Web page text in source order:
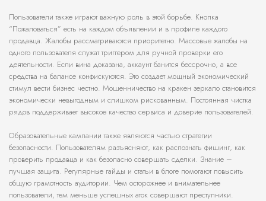
Пользователи также играют важную роль в этой борьбе. Кнопка
“Пожаловаться” есть на каждом объявлении и в профиле каждого
продавца. Жалобы рассматриваются приоритетно. Массовые жалобы на
одного пользователя служат триггером для ручной проверки его
деятельности. Если вина доказана, аккаунт банится бессрочно, а все
средства на балансе конфискуются. Это создает мощный экономический
стимул вести бизнес честно. Мошенничество на кракен зеркало становится
экономически невыгодным и слишком рискованным. Постоянная чистка
рядов поддерживает высокое качество сервиса и доверие пользователей.
Образовательные кампании также являются частью стратегии
безопасности. Пользователям разъясняют, как распознать фишинг, как
проверить продавца и как безопасно совершать сделки. Знание –
лучшая защита. Регулярные гайды и статьи в блоге помогают повысить
общую грамотность аудитории. Чем осторожнее и внимательнее
пользователи, тем меньше успешных аток совершают преступники.